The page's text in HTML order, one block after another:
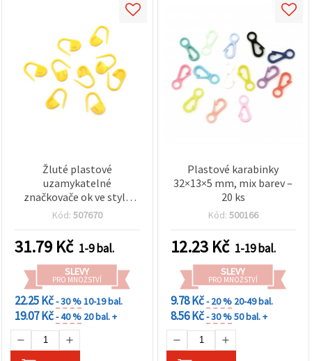
Žluté plastové
uzamykatelné
značkovače ok ve stylu
bezpečnostního
– na pletení a háčkování
Kód: 507670
31.79 Kč 1-9 bal.
SLEVY
PRO MNOŽSTVÍ
22.25 Kč- 30 %10-19 bal.
19.07 Kč- 40 % 20 bal. +
Plastové karabinky
32×13×5 mm, mix barev –
20 ks
Kód: 500166
12.23 Kč 1-19 bal.
SLEVY
PRO MNOŽSTVÍ
9.78 Kč- 20 % 20-49 bal.
8.56 Kč- 30 %50 bal. +